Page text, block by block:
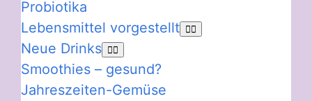
Probiotika
Lebensmittel vorgestellt
Neue Drinks
Smoothies – gesund?
Jahreszeiten-Gemüse